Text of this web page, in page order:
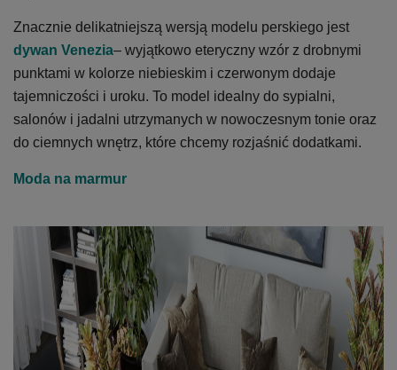
Znacznie delikatniejszą wersją modelu perskiego jest
dywan Venezia– wyjątkowo eteryczny wzór z drobnymi
punktami w kolorze niebieskim i czerwonym dodaje
tajemniczości i uroku. To model idealny do sypialni,
salonów i jadalni utrzymanych w nowoczesnym tonie oraz
do ciemnych wnętrz, które chcemy rozjaśnić dodatkami.
Moda na marmur